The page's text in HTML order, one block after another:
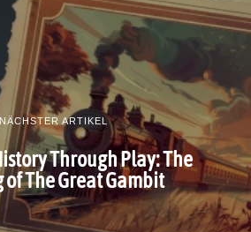
NÄCHSTER ARTIKEL
Through Play: The
The Great Gambit